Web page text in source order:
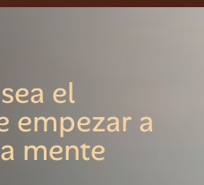
el
empezar a
mente